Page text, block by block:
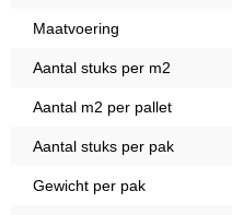
Maatvoering
Aantal stuks per m2
Aantal m2 per pallet
Aantal stuks per pak
Gewicht per pak